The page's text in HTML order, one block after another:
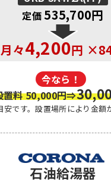
定価535,700円
月々4,200円
今なら！
置料 50,000円⇒
です。設置場所により金額
石油給湯器